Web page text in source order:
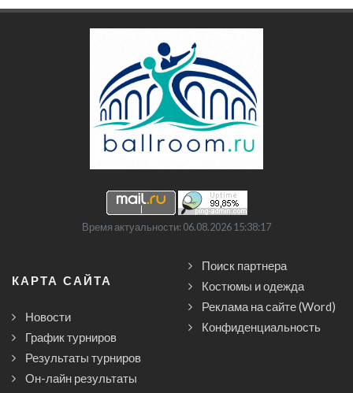
Время актуальности: 06.08.2026 15:38:17
КАРТА САЙТА
Новости
График турниров
Результаты турниров
Он-лайн результаты
Поиск партнера
Костюмы и одежда
Реклама на сайте (Word)
Конфиденциальность